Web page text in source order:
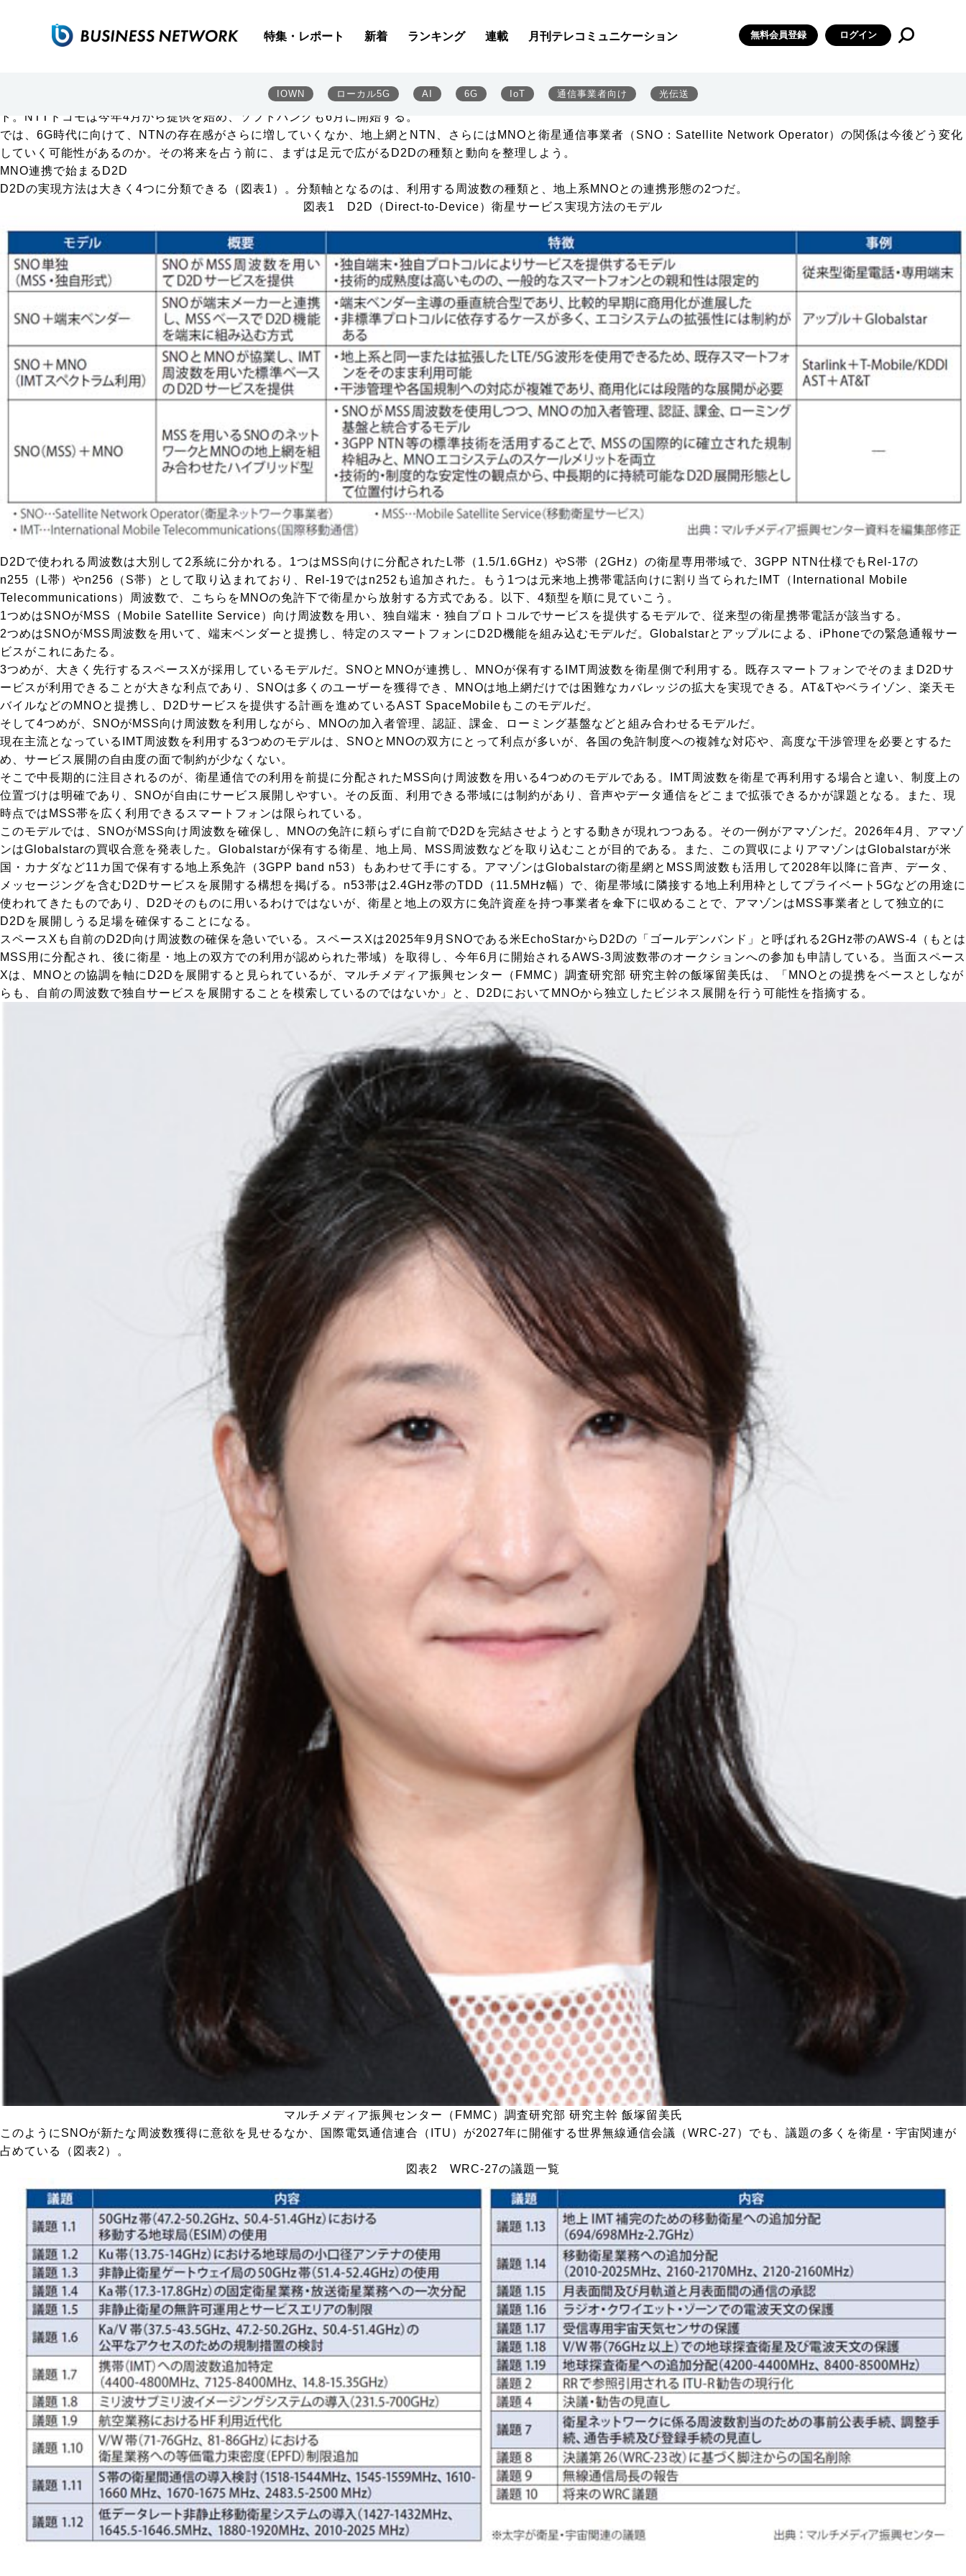
特集・レポート 新着 ランキング 連載 月刊テレコミュニケーション 無料会員登録 ログイン
IOWN ローカル5G AI 6G IoT 通信事業者向け 光伝送
6Gでは、衛星やHAPSなどのNTN（Non-Terrestrial Network：非地上系ネットワーク）をどう統合するかが重要な論点になっている。6Gが目指すのは、海上・航空、災害対応
など、場所や状況を問わず「いつでもどこでも」つながる世界だ。だが、基地局や光ファイバーを前提とする地上網だけではカバーしきれる範囲に限界がある。そこで低軌道
まったからだ。Starlinkを提供するスペースXが、各国のMNO（移動通信事業者）と連携する形で展開しており、日本では2025年4月にKDDI が「au Starlink Direct」をスター
ト。NTTドコモは今年4月から提供を始め、ソフトバンクも6月に開始する。
では、6G時代に向けて、NTNの存在感がさらに増していくなか、地上網とNTN、さらにはMNOと衛星通信事業者（SNO：Satellite Network Operator）の関係は今後どう変化
していく可能性があるのか。その将来を占う前に、まずは足元で広がるD2Dの種類と動向を整理しよう。
MNO連携で始まるD2D
D2Dの実現方法は大きく4つに分類できる（ 図表1 ）。分類軸となるのは、利用する周波数の種類と、地上系MNOとの連携形態の2つだ。
図表1 D2D（Direct-to-Device）衛星サービス実現方法のモデル
D2Dで使われる周波数は大別して2系統に分かれる。1つはMSS向けに分配されたL帯（1.5/1.6GHz）やS帯（2GHz）の衛星専用帯域で、3GPP NTN仕様でもRel-17の
n255（L帯）やn256（S帯）として取り込まれており、Rel-19ではn252も追加された。もう1つは元来地上携帯電話向けに割り当てられたIMT（International Mobile
Telecommunications）周波数で、こちらをMNOの免許下で衛星から放射する方式である。以下、4類型を順に見ていこう。
1つめはSNOがMSS（Mobile Satellite Service）向け周波数を用い、独自端末・独自プロトコルでサービスを提供するモデルで、従来型の衛星携帯電話が該当する。
2つめはSNOがMSS周波数を用いて、端末ベンダーと提携し、特定のスマートフォンにD2D機能を組み込むモデルだ。Globalstarとアップルによる、iPhoneでの緊急通報サー
ビスがこれにあたる。
3つめが、大きく先行するスペースXが採用しているモデルだ。SNOとMNOが連携し、MNOが保有するIMT周波数を衛星側で利用する。既存スマートフォンでそのままD2Dサ
ービスが利用できることが大きな利点であり、SNOは多くのユーザーを獲得でき、MNOは地上網だけでは困難なカバレッジの拡大を実現できる。AT&Tやベライゾン、楽天モ
バイルなどのMNOと提携し、D2Dサービスを提供する計画を進めているAST SpaceMobileもこのモデルだ。
そして4つめが、SNOがMSS向け周波数を利用しながら、MNOの加入者管理、認証、課金、ローミング基盤などと組み合わせるモデルだ。
現在主流となっているIMT周波数を利用する3つめのモデルは、SNOとMNOの双方にとって利点が多いが、各国の免許制度への複雑な対応や、高度な干渉管理を必要とするた
め、サービス展開の自由度の面で制約が少なくない。
そこで中長期的に注目されるのが、衛星通信での利用を前提に分配されたMSS向け周波数を用いる4つめのモデルである。IMT周波数を衛星で再利用する場合と違い、制度上の
位置づけは明確であり、SNOが自由にサービス展開しやすい。その反面、利用できる帯域には制約があり、音声やデータ通信をどこまで拡張できるかが課題となる。また、現
時点ではMSS帯を広く利用できるスマートフォンは限られている。
このモデルでは、SNOがMSS向け周波数を確保し、MNOの免許に頼らずに自前でD2Dを完結させようとする動きが現れつつある。その一例がアマゾンだ。2026年4月、アマゾ
ンはGlobalstarの買収合意を発表した。Globalstarが保有する衛星、地上局、MSS周波数などを取り込むことが目的である。また、この買収によりアマゾンはGlobalstarが米
国・カナダなど11カ国で保有する地上系免許（3GPP band n53）もあわせて手にする。アマゾンはGlobalstarの衛星網とMSS周波数も活用して2028年以降に音声、データ、
メッセージングを含むD2Dサービスを展開する構想を掲げる。n53帯は2.4GHz帯のTDD（11.5MHz幅）で、衛星帯域に隣接する地上利用枠としてプライベート5Gなどの用途に
使われてきたものであり、D2Dそのものに用いるわけではないが、衛星と地上の双方に免許資産を持つ事業者を傘下に収めることで、アマゾンはMSS事業者として独立的に
D2Dを展開しうる足場を確保することになる。
スペースXも自前のD2D向け周波数の確保を急いでいる。スペースXは2025年9月SNOである米EchoStarからD2Dの「ゴールデンバンド」と呼ばれる2GHz帯のAWS-4（もとは
MSS用に分配され、後に衛星・地上の双方での利用が認められた帯域）を取得し、今年6月に開始されるAWS-3周波数帯のオークションへの参加も申請している。当面スペース
Xは、MNOとの協調を軸にD2Dを展開すると見られているが、マルチメディア振興センター（FMMC）調査研究部 研究主幹の飯塚留美氏は、「MNOとの提携をベースとしなが
らも、自前の周波数で独自サービスを展開することを模索しているのではないか」と、D2DにおいてMNOから独立したビジネス展開を行う可能性を指摘する。
マルチメディア振興センター（FMMC）調査研究部 研究主幹 飯塚留美氏
このようにSNOが新たな周波数獲得に意欲を見せるなか、国際電気通信連合（ITU）が2027年に開催する世界無線通信会議（WRC-27）でも、議題の多くを衛星・宇宙関連が
占めている（ 図表2 ）。
図表2 WRC-27の議題一覧